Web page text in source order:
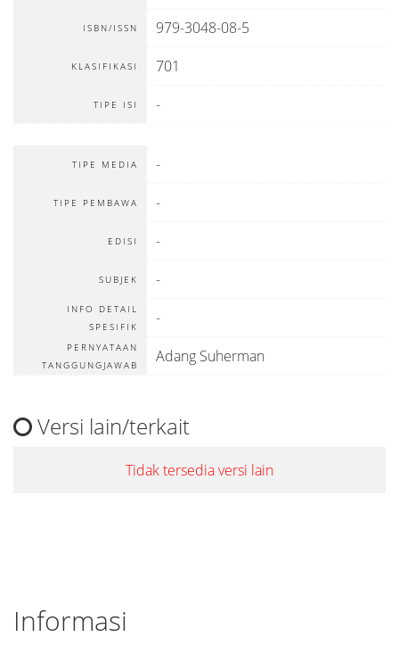
ISBN/ISSN 979-3048-08-5
KLASIFIKASI 701
TIPE ISI -
TIPE MEDIA -
TIPE PEMBAWA -
EDISI -
SUBJEK -
INFO DETAIL
SPESIFIK
-
PERNYATAAN
TANGGUNGJAWAB
Adang Suherman
Versi lain/terkait
Tidak tersedia versi lain
Informasi